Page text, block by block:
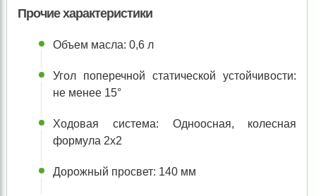
Прочие характеристики
Объем масла: 0,6 л
Угол поперечной статической устойчивости:
не менее 15°
Ходовая система: Одноосная, колесная
формула 2х2
Дорожный просвет: 140 мм